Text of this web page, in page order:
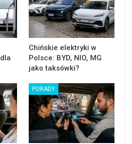
Chińskie elektryki w
Polsce: BYD, NIO, MG
jako taksówki?
PORADY